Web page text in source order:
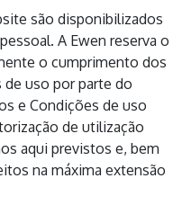
são disponibilizados
A Ewen reserva o
o cumprimento dos
uso por parte do
e Condições de uso
de utilização
aqui previstos e, bem
na máxima extensão